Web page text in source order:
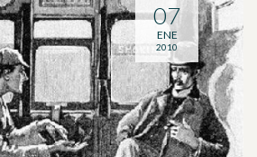
07
ENE
2010